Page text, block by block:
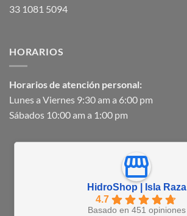
33 1081 5094
HORARIOS
Horarios de atención personal:
Lunes a Viernes 9:30 am a 6:00 pm
Sábados 10:00 am a 1:00 pm
HidroShop | Isla Raza
4.7
Basado en 451 opiniones